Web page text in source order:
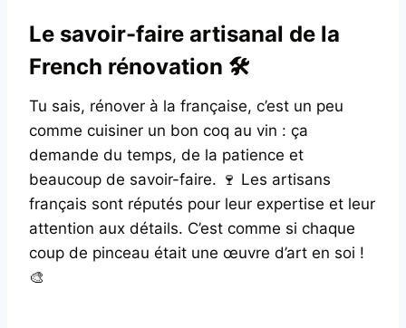
Le savoir-faire artisanal de la
French rénovation 🛠️
Tu sais, rénover à la française, c’est un peu
comme cuisiner un bon coq au vin : ça
demande du temps, de la patience et
beaucoup de savoir-faire. 🍷 Les artisans
français sont réputés pour leur expertise et leur
attention aux détails. C’est comme si chaque
coup de pinceau était une œuvre d’art en soi !
🎨